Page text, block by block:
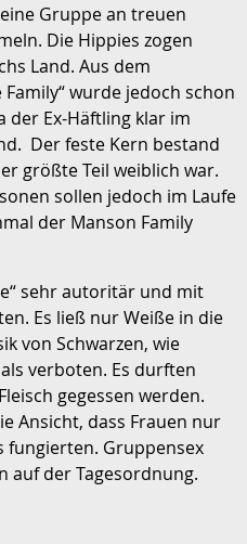
Gruppe an treuen
Die Hippies zogen
Land. Aus dem
wurde jedoch schon
der Ex-Häftling klar im
Der feste Kern bestand
größte Teil weiblich war.
sollen jedoch im Laufe
der Manson Family
sehr autoritär und mit
Es ließ nur Weiße in die
von Schwarzen, wie
verboten. Es durften
gegessen werden.
Ansicht, dass Frauen nur
fungierten. Gruppensex
auf der Tagesordnung.